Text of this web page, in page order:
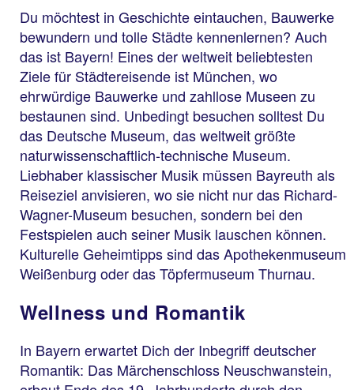
Du möchtest in Geschichte eintauchen, Bauwerke
bewundern und tolle Städte kennenlernen? Auch
das ist Bayern! Eines der weltweit beliebtesten
Ziele für Städtereisende ist München, wo
ehrwürdige Bauwerke und zahllose Museen zu
bestaunen sind. Unbedingt besuchen solltest Du
das Deutsche Museum, das weltweit größte
naturwissenschaftlich-technische Museum.
Liebhaber klassischer Musik müssen Bayreuth als
Reiseziel anvisieren, wo sie nicht nur das Richard-
Wagner-Museum besuchen, sondern bei den
Festspielen auch seiner Musik lauschen können.
Kulturelle Geheimtipps sind das Apothekenmuseum
Weißenburg oder das Töpfermuseum Thurnau.
Wellness und Romantik
In Bayern erwartet Dich der Inbegriff deutscher
Romantik: Das Märchenschloss Neuschwanstein,